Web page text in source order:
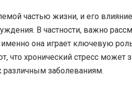
частью жизни, и его
В частности, важно
именно она играет ключевую
что хронический стресс может
заболеваниям.